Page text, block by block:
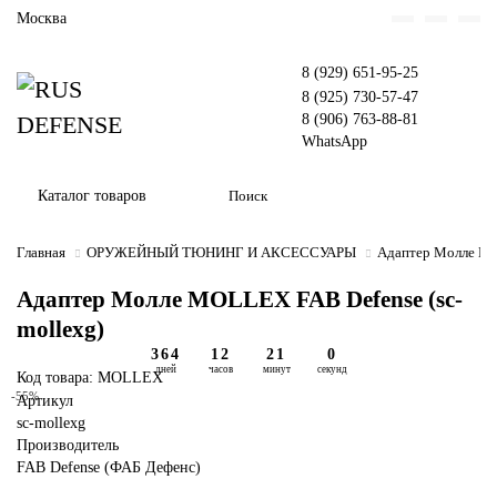
Москва
8 (929) 651-95-25
8 (925) 730-57-47
8 (906) 763-88-81
WhatsApp
Каталог товаров
Главная ОРУЖЕЙНЫЙ ТЮНИНГ И АКСЕССУАРЫ Адаптер Молле
Адаптер Молле MOLLEX FAB Defense (sc-
mollexg)
Код товара: MOLLEX
-55%
364
дней
12
часов
21
минут
0
секунд
Артикул
sc-mollexg
Производитель
FAB Defense (ФАБ Дефенс)